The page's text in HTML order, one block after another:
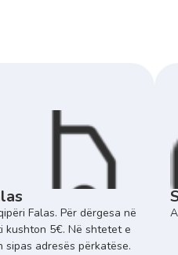
Falas. Për dërgesa në
kushton 5€. Në shtetet e
sipas adresës përkatëse.